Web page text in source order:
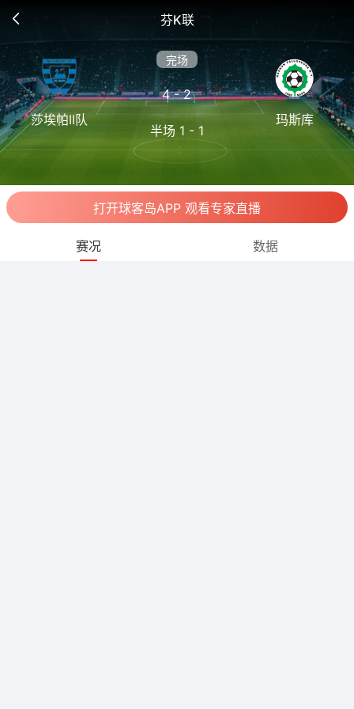
芬K联
莎埃帕II队
完场
4 - 2
半场 1 - 1
玛斯库
打开球客岛APP 观看专家直播
赛况 数据